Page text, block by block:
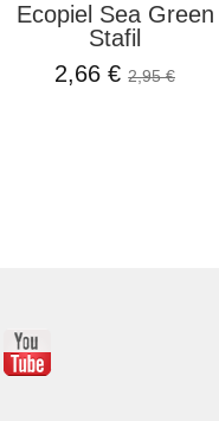
Ecopiel Sea Green
Stafil
2,66 €2,95 €